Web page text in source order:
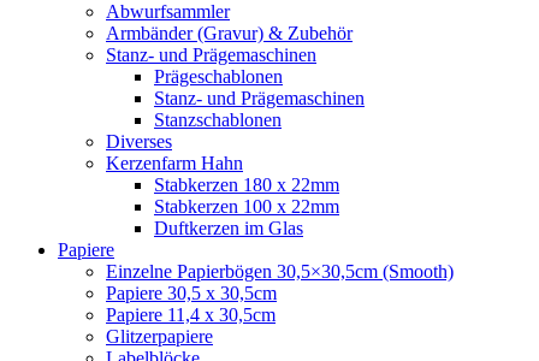
Abwurfsammler
Armbänder (Gravur) & Zubehör
Stanz- und Prägemaschinen
Prägeschablonen
Stanz- und Prägemaschinen
Stanzschablonen
Diverses
Kerzenfarm Hahn
Stabkerzen 180 x 22mm
Stabkerzen 100 x 22mm
Duftkerzen im Glas
Papiere
Einzelne Papierbögen 30,5×30,5cm (Smooth)
Papiere 30,5 x 30,5cm
Papiere 11,4 x 30,5cm
Glitzerpapiere